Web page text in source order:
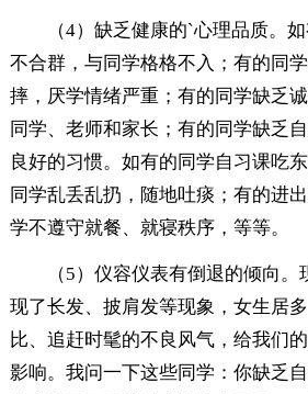
（4）缺乏健康的`心理品质。如
不合群，与同学格格不入；有的同
摔，厌学情绪严重；有的同学缺乏
同学、老师和家长；有的同学缺乏
良好的习惯。如有的同学自习课吃
同学乱丢乱扔，随地吐痰；有的进
学不遵守就餐、就寝秩序，等等。
（5）仪容仪表有倒退的倾向。
现了长发、披肩发等现象，女生居
比、追赶时髦的不良风气，给我们
影响。我问一下这些同学：你缺乏